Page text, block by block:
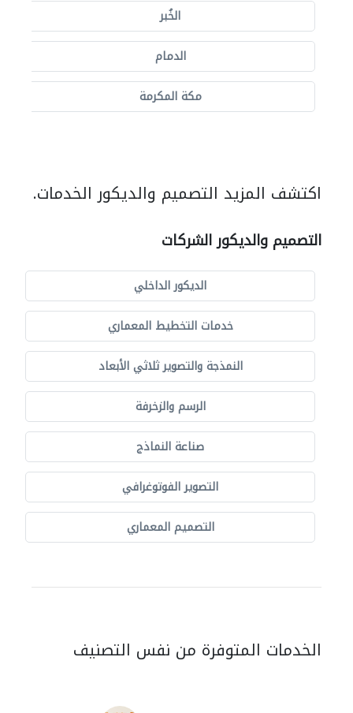
الخُبر
الدمام
مكة المكرمة
اكتشف المزيد التصميم والديكور الخدمات.
التصميم والديكور الشركات
الديكور الداخلي
خدمات التخطيط المعماري
النمذجة والتصوير ثلاثي الأبعاد
الرسم والزخرفة
صناعة النماذج
التصوير الفوتوغرافي
التصميم المعماري
الخدمات المتوفرة من نفس التصنيف